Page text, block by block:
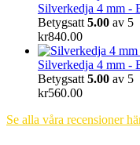
Silverkedja 4 mm -
Betygsatt 5.00 av 5
kr840.00
Silverkedja 4 mm -
Betygsatt 5.00 av 5
kr560.00
Se alla våra recensioner